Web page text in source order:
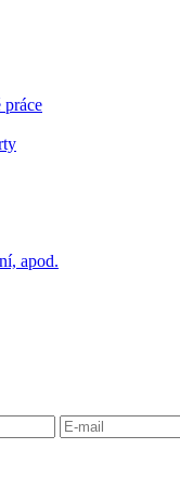
práce
apod.